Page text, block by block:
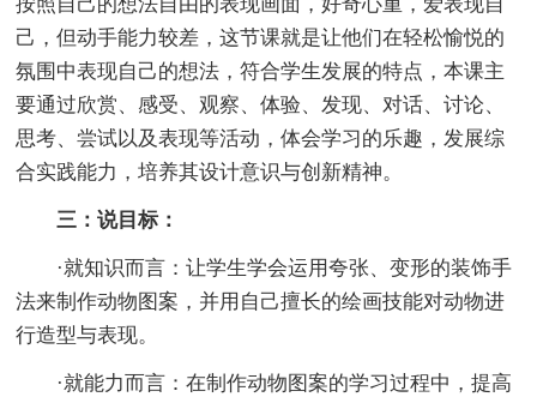
己，但动手能力较差，这节课就是让他们在轻松愉悦的
氛围中表现自己的想法，符合学生发展的特点，本课主
要通过欣赏、感受、观察、体验、发现、对话、讨论、
思考、尝试以及表现等活动，体会学习的乐趣，发展综
合实践能力，培养其设计意识与创新精神。
三：说目标：
·就知识而言：让学生学会运用夸张、变形的装饰手
法来制作动物图案，并用自己擅长的绘画技能对动物进
行造型与表现。
·就能力而言：在制作动物图案的学习过程中，提高